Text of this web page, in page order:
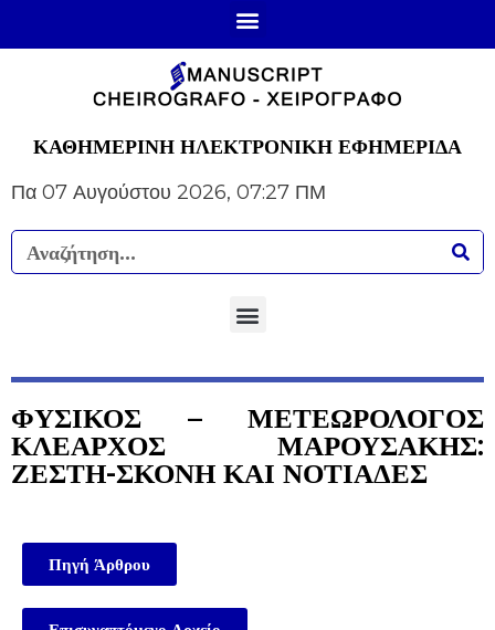
ΚΑΘΗΜΕΡΙΝΗ ΗΛΕΚΤΡΟΝΙΚΗ ΕΦΗΜΕΡΙΔΑ
Πα 07 Αυγούστου 2026, 07:27 ΠΜ
ΦΥΣΙΚΟΣ – ΜΕΤΕΩΡΟΛΟΓΟΣ
ΚΛΕΑΡΧΟΣ ΜΑΡΟΥΣΑΚΗΣ:
ΖΕΣΤΗ-ΣΚΟΝΗ ΚΑΙ ΝΟΤΙΑΔΕΣ
Πηγή Άρθρου